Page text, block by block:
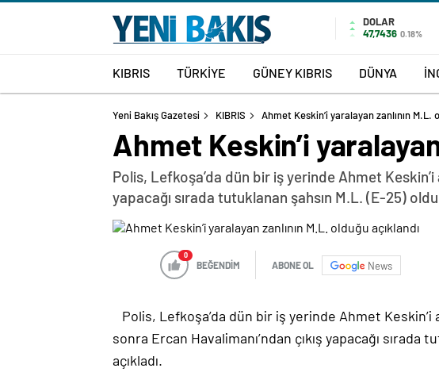
DOLAR
47,7436 0.18%
KIBRIS TÜRKİYE GÜNEY KIBRIS DÜNYA
Yeni Bakış Gazetesi KIBRIS Ahmet Keskin’i yaralayan zanlının M.L.
Ahmet Keskin’i
Polis, Lefkoşa’da dün bir iş yerinde Ahmet
yapacağı sırada tutuklanan şahsın M.L. (E-25)
0
BEĞENDİM ABONE OL News
Polis, Lefkoşa’da dün bir iş yerinde Ahmet Keskin’i
sonra Ercan Havalimanı’ndan çıkış yapacağı
açıkladı.